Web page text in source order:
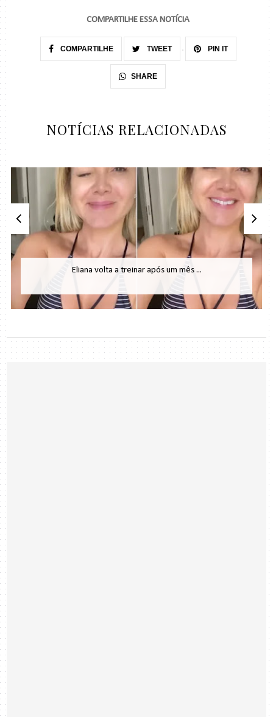
COMPARTILHE ESSA NOTÍCIA
COMPARTILHE TWEET PIN IT
SHARE
NOTÍCIAS RELACIONADAS
Eliana volta a treinar após um mês ...